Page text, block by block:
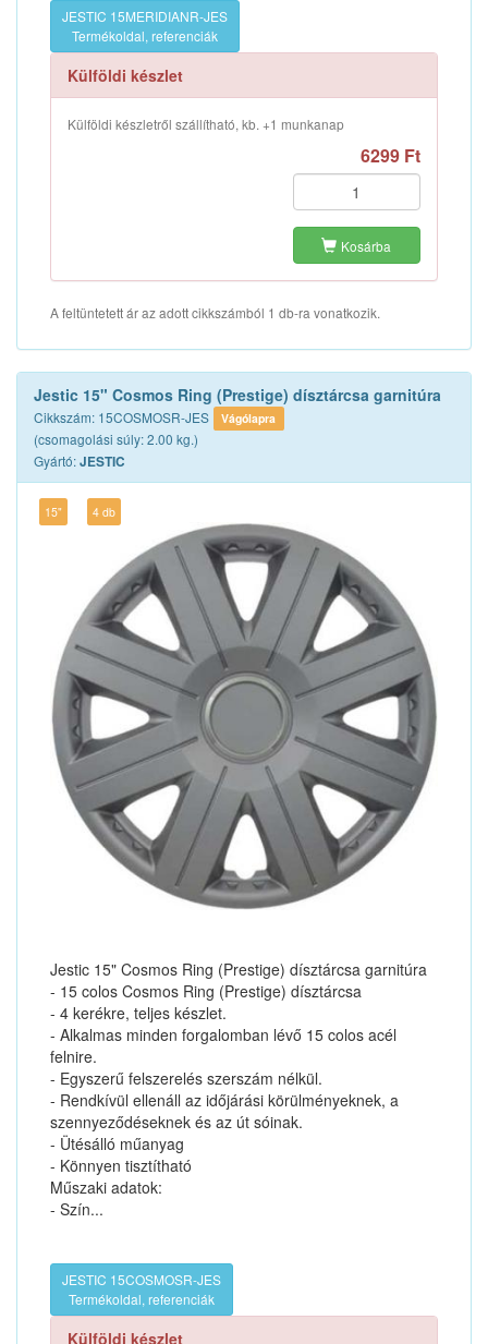
JESTIC 15MERIDIANR-JES
Termékoldal, referenciák
Külföldi készlet
Külföldi készletről szállítható, kb. +1 munkanap
6299 Ft
Kosárba
A feltüntetett ár az adott cikkszámból 1 db-ra vonatkozik.
Jestic 15" Cosmos Ring (Prestige) dísztárcsa garnitúra
Cikkszám: 15COSMOSR-JES Vágólapra
(csomagolási súly: 2.00 kg.)
Gyártó:JESTIC
15" 4 db
Jestic 15" Cosmos Ring (Prestige) dísztárcsa garnitúra
- 15 colos Cosmos Ring (Prestige) dísztárcsa
- 4 kerékre, teljes készlet.
- Alkalmas minden forgalomban lévő 15 colos acél
felnire.
- Egyszerű felszerelés szerszám nélkül.
- Rendkívül ellenáll az időjárási körülményeknek, a
szennyeződéseknek és az út sóinak.
- Ütésálló műanyag
- Könnyen tisztítható
Műszaki adatok:
- Szín...
JESTIC 15COSMOSR-JES
Termékoldal, referenciák
Külföldi készlet